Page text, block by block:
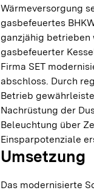
Wärmeversorgung
gasbefeuertes
ganzjähig betrieben
gasbefeuerter
Firma SET
abschloss. Durch
Betrieb
Nachrüstung der
Beleuchtung über
Einsparpotenziale
Umsetzung
Das modernisierte